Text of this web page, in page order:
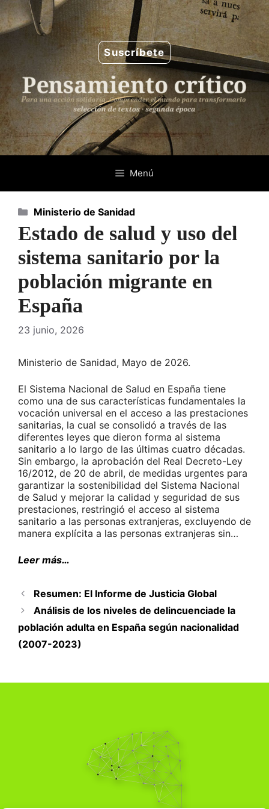
Saltar
al
contenido
Suscríbete
Menú
Estado de salud y uso del
sistema sanitario por la
población migrante en
España
23 junio, 2026
Ministerio de Sanidad, Mayo de 2026.
El Sistema Nacional de Salud en España tiene
como una de sus características fundamentales la
vocación universal en el acceso a las prestaciones
sanitarias, la cual se consolidó a través de las
diferentes leyes que dieron forma al sistema
sanitario a lo largo de las últimas cuatro décadas.
Sin embargo, la aprobación del Real Decreto-Ley
16/2012, de 20 de abril, de medidas urgentes para
garantizar la sostenibilidad del Sistema Nacional
de Salud y mejorar la calidad y seguridad de sus
prestaciones, restringió el acceso al sistema
sanitario a las personas extranjeras, excluyendo de
manera explícita a las personas extranjeras sin…
Leer más…
Categorías
Ministerio de Sanidad
Resumen: El Informe de Justicia Global
Análisis de los niveles de delincuenciade la
población adulta en España según nacionalidad
(2007-2023)